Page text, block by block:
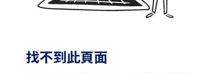
找不到此頁面